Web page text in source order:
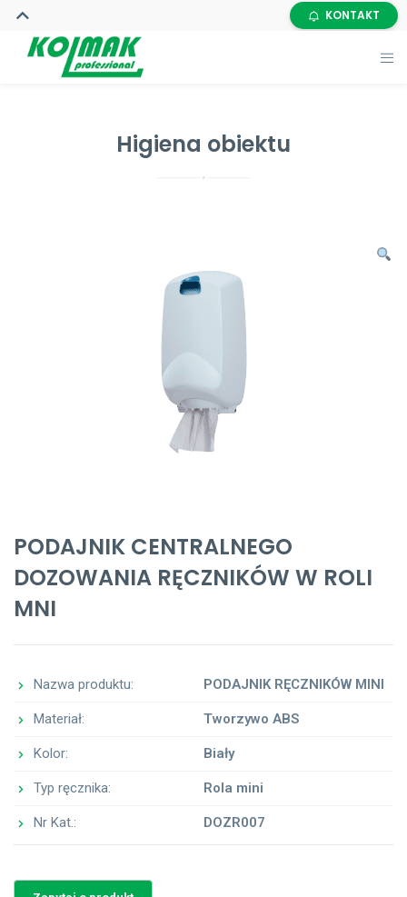
KONTAKT
Higiena obiektu
PODAJNIK CENTRALNEGO
DOZOWANIA RĘCZNIKÓW W ROLI
MNI
Nazwa produktu:
Materiał:
Kolor:
Typ ręcznika:
Nr Kat.:
PODAJNIK RĘCZNIKÓW MINI
Tworzywo ABS
Biały
Rola mini
DOZR007